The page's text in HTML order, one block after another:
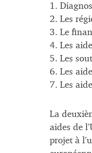
1.
2. Les
3. Le
4. Les
5. Les
6. Les
7. Les
La
aides de
projet à